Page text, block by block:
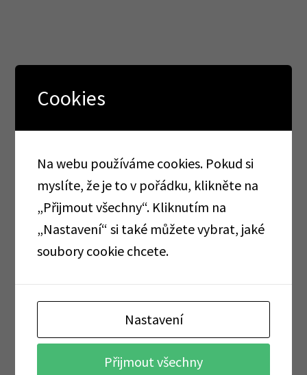
Kategorie produktu
TOTÁLNÍ VÝPRODEJ
AKCE CORMEN
Alobaly, pečící papíry, sáčky, folie
Cormen
Dárkové sady
Dávkovače a zásobníky
Dezinfekce a ochranné pomůcky
Cookies
Na webu používáme cookies. Pokud si
myslíte, že je to v pořádku, klikněte na
„Přijmout všechny“. Kliknutím na
„Nastavení“ si také můžete vybrat, jaké
soubory cookie chcete.
Nastavení
Přijmout všechny